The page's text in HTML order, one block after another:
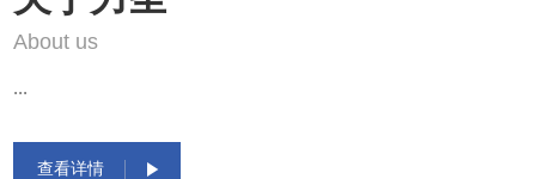
About us
...
查看详情